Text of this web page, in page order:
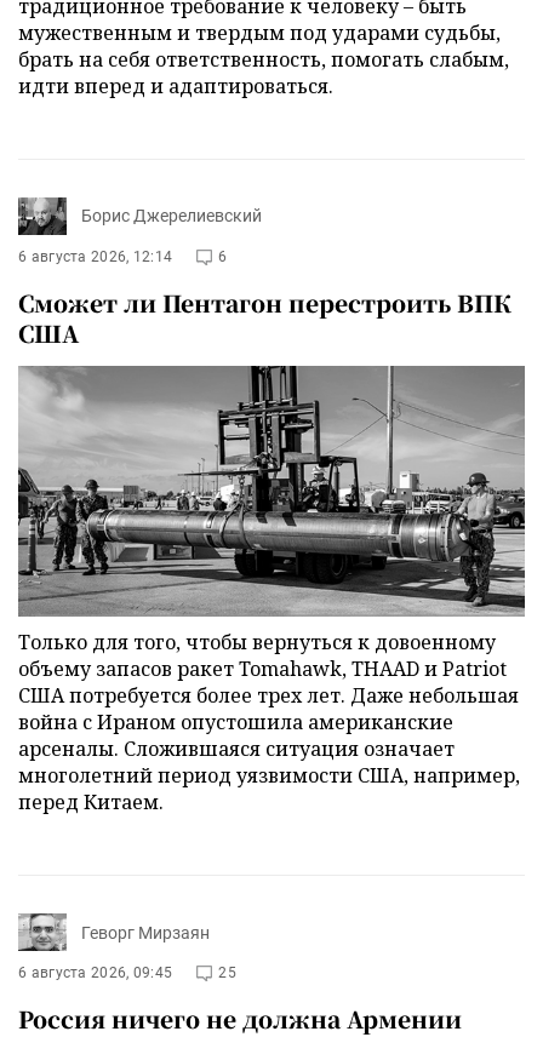
традиционное требование к человеку – быть
мужественным и твердым под ударами судьбы,
брать на себя ответственность, помогать слабым,
идти вперед и адаптироваться.
Борис Джерелиевский
6 августа 2026, 12:14 6
Сможет ли Пентагон перестроить ВПК
США
Только для того, чтобы вернуться к довоенному
объему запасов ракет Tomahawk, THAAD и Patriot
США потребуется более трех лет. Даже небольшая
война с Ираном опустошила американские
арсеналы. Сложившаяся ситуация означает
многолетний период уязвимости США, например,
перед Китаем.
Геворг Мирзаян
6 августа 2026, 09:45 25
Россия ничего не должна Армении